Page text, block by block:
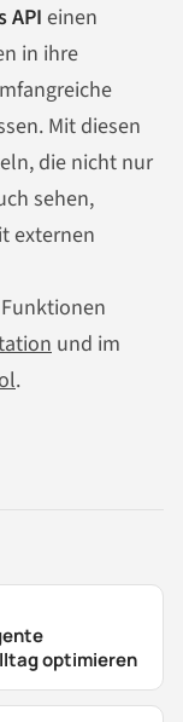
API einen
in ihre
Mit diesen
die nicht nur
sehen,
externen
und im
.
optimieren